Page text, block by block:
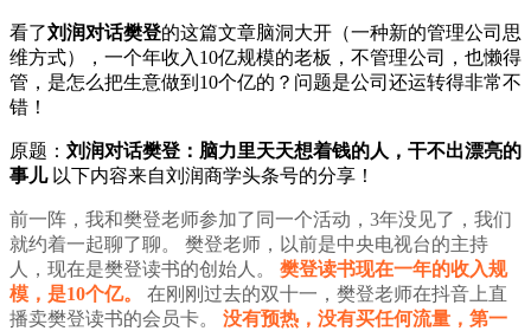
看了刘润对话樊登的这篇文章脑洞大开（一种新的管理公司思
维方式），一个年收入10亿规模的老板，不管理公司，也懒得
管，是怎么把生意做到10个亿的？问题是公司还运转得非常不
错！
原题： 刘润对话樊登：脑力里天天想着钱的人，干不出漂亮的
事儿 以下内容来自刘润商学头条号的分享！
前一阵，我和樊登老师参加了同一个活动，3年没见了，我们
就约着一起聊了聊。
樊登老师，以前是中央电视台的主持
人，现在是樊登读书的创始人。
樊登读书现在一年的收入规
模，是10个亿。
在刚刚过去的双十一，樊登老师在抖音上直
播卖樊登读书的会员卡。
没有预热，没有买任何流量，第一